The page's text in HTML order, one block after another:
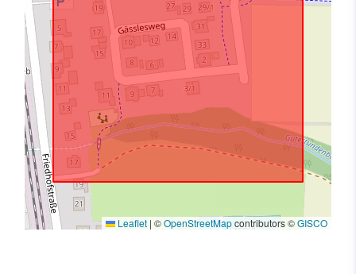
Leaflet | ©OpenStreetMapcontributors ©GISCO